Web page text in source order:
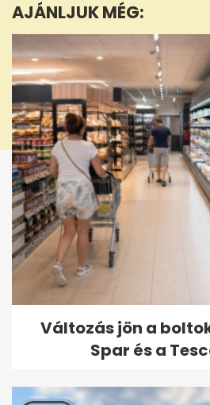
4
seconds
AJÁNLJUK MÉG:
Változás jön a
Spar és a